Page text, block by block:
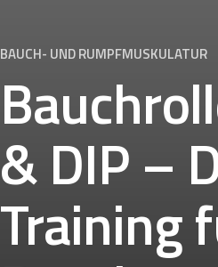
BAUCH- UND RUMPFMUSKULATUR
& DIP –
Training